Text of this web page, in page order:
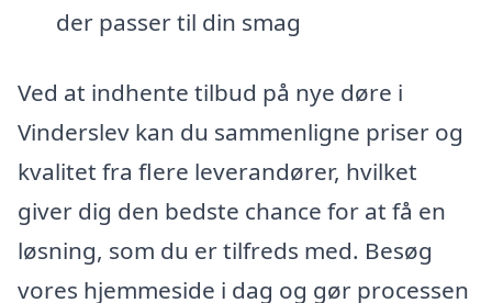
der passer til din smag
Ved at indhente tilbud på nye døre i
Vinderslev kan du sammenligne priser og
kvalitet fra flere leverandører, hvilket
giver dig den bedste chance for at få en
løsning, som du er tilfreds med. Besøg
vores hjemmeside i dag og gør processen